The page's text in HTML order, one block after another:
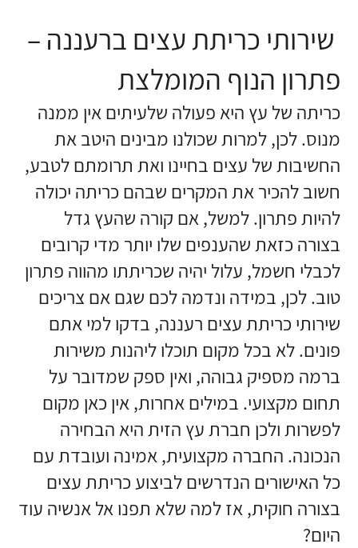
שירותי כריתת עצים ברעננה –
פתרון הנוף המומלצת
כריתה של עץ היא פעולה שלעיתים אין ממנה
מנוס. לכן, למרות שכולנו מבינים היטב את
החשיבות של עצים בחיינו ואת תרומתם לטבע,
חשוב להכיר את המקרים שבהם כריתה יכולה
להיות פתרון. למשל, אם קורה שהעץ גדל
בצורה כזאת שהענפים שלו יותר מדי קרובים
לכבלי חשמל, עלול יהיה שכריתתו מהווה פתרון
טוב. לכן, במידה ונדמה לכם שגם אם צריכים
שירותי כריתת עצים רעננה, בדקו למי אתם
פונים. לא בכל מקום תוכלו ליהנות משירות
ברמה מספיק גבוהה, ואין ספק שמדובר על
תחום מקצועי. במילים אחרות, אין כאן מקום
לפשרות ולכן חברת עץ הזית היא הבחירה
הנכונה. החברה מקצועית, אמינה ועובדת עם
כל האישורים הנדרשים לביצוע כריתת עצים
בצורה חוקית, אז למה שלא תפנו אל אנשיה עוד
היום?